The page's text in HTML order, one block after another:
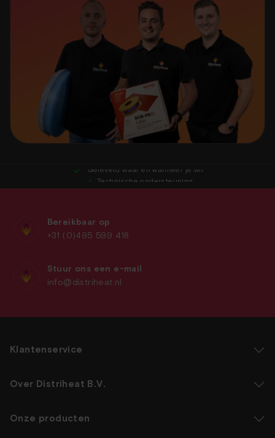
Technische ondersteuning
Legplan-service
Bereikbaar op
+31 (0)495 599 418
Stuur ons een e-mail
info@distriheat.nl
Klantenservice
Over Distriheat B.V.
Onze producten